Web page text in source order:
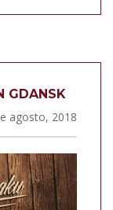
GDANSK
agosto, 2018